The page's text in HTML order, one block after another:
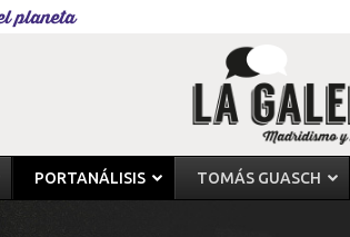
planeta
PORTANÁLISIS TOMÁS GUASCH